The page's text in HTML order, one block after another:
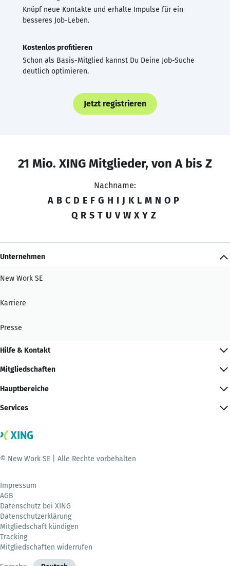
Knüpf neue Kontakte und erhalte Impulse für ein
besseres Job-Leben.
Kostenlos profitieren
Schon als Basis-Mitglied kannst Du Deine Job-Suche
deutlich optimieren.
Jetzt registrieren
21 Mio. XING Mitglieder, von A bis Z
Nachname:
A B C D E F G H I J K L M N O P
Q R S T U V W X Y Z
Unternehmen
New Work SE
Karriere
Presse
Hilfe & Kontakt
Mitgliedschaften
Hauptbereiche
Services
© New Work SE | Alle Rechte vorbehalten
Impressum
AGB
Datenschutz bei XING
Datenschutzerklärung
Mitgliedschaft kündigen
Tracking
Mitgliedschaften widerrufen